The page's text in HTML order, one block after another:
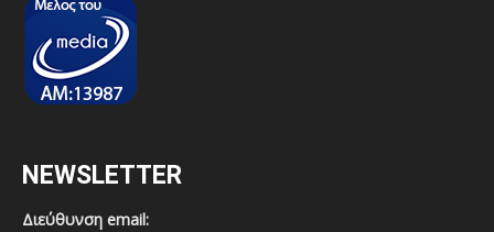
NEWSLETTER
Διεύθυνση email: